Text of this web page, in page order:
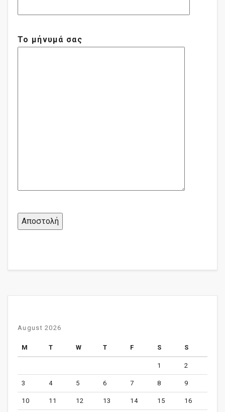
Το μήνυμά σας
August 2026
M T W T F S S
1 2
3 4 5 6 7 8 9
10 11 12 13 14 15 16